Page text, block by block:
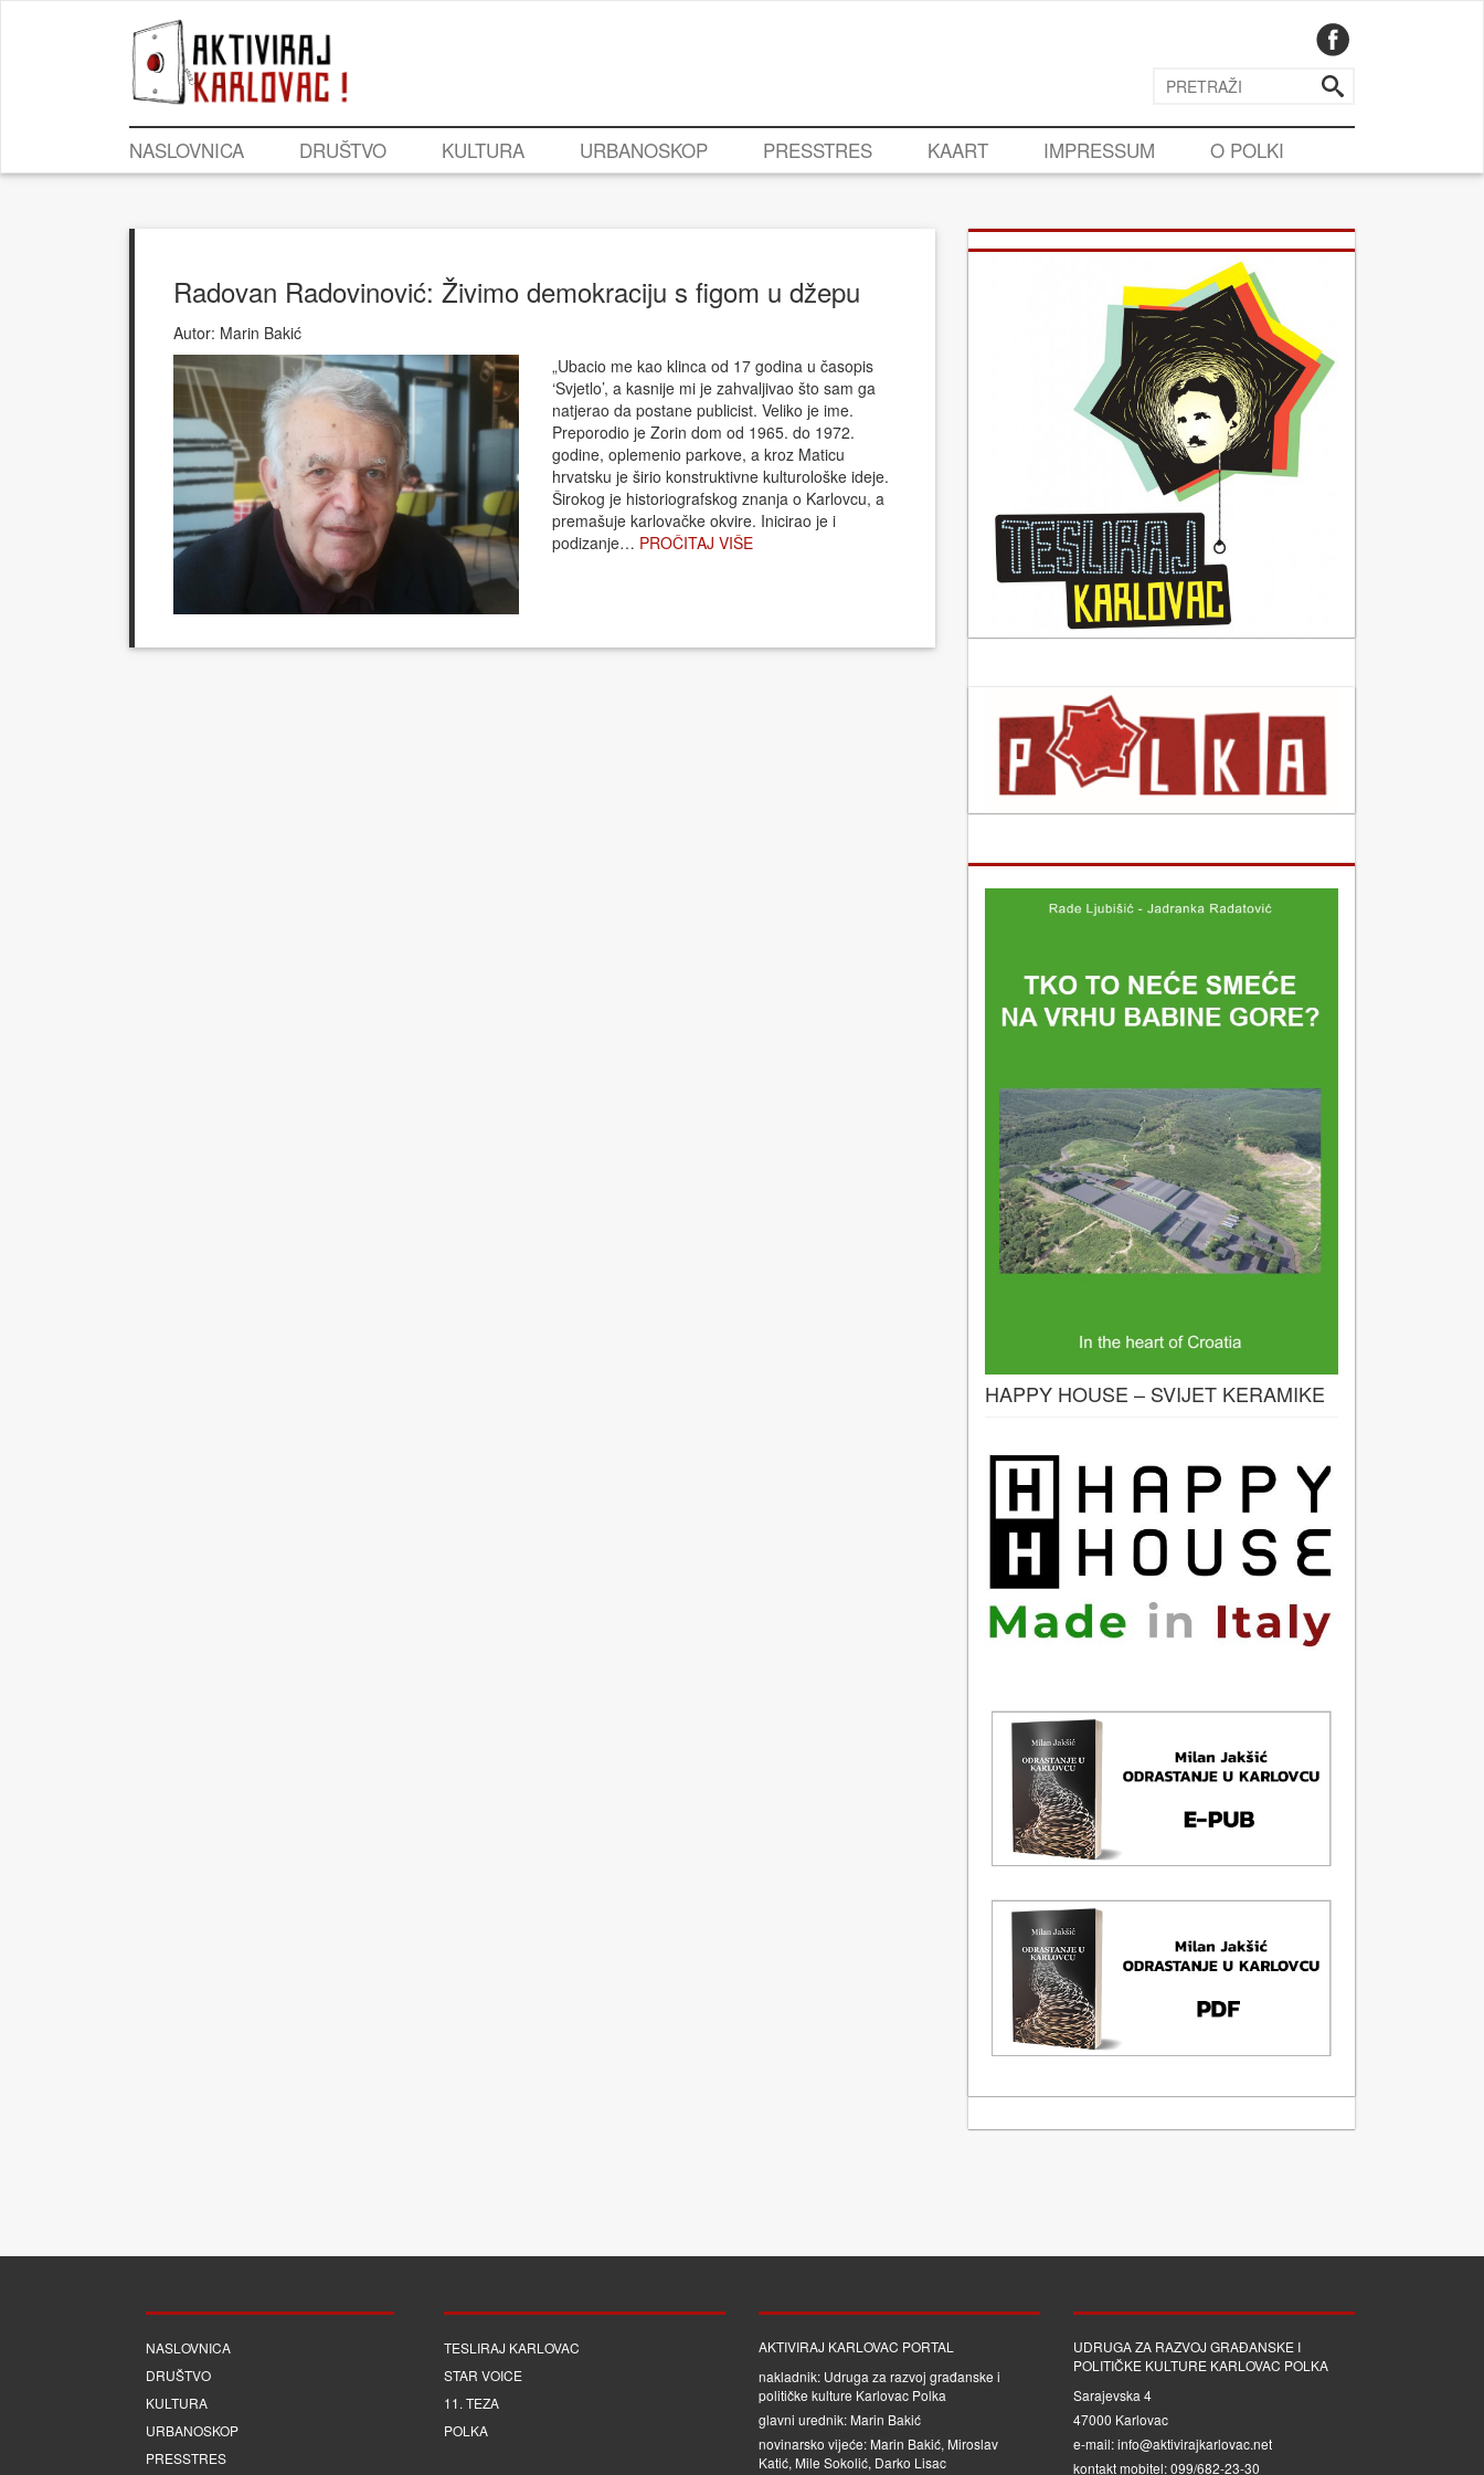
NASLOVNICA DRUŠTVO KULTURA URBANOSKOP PRESSTRES KAART IMPRESSUM O POLKI
Radovan Radovinović: Živimo demokraciju s figom u džepu
Autor: Marin Bakić
„Ubacio me kao klinca od 17 godina u časopis
‘Svjetlo’, a kasnije mi je zahvaljivao što sam ga
natjerao da postane publicist. Veliko je ime.
Preporodio je Zorin dom od 1965. do 1972.
godine, oplemenio parkove, a kroz Maticu
hrvatsku je širio konstruktivne kulturološke ideje.
Širokog je historiografskog znanja o Karlovcu, a
premašuje karlovačke okvire. Inicirao je i
podizanje… PROČITAJ VIŠE
HAPPY HOUSE – SVIJET KERAMIKE
NASLOVNICA
DRUŠTVO
KULTURA
URBANOSKOP
PRESSTRES
TESLIRAJ KARLOVAC
STAR VOICE
11. TEZA
POLKA
AKTIVIRAJ KARLOVAC PORTAL
nakladnik: Udruga za razvoj građanske i
političke kulture Karlovac Polka
glavni urednik: Marin Bakić
novinarsko vijeće: Marin Bakić, Miroslav
Katić, Mile Sokolić, Darko Lisac
UDRUGA ZA RAZVOJ GRAĐANSKE I
POLITIČKE KULTURE KARLOVAC POLKA
Sarajevska 4
47000 Karlovac
e-mail: info@aktivirajkarlovac.net
kontakt mobitel: 099/682-23-30